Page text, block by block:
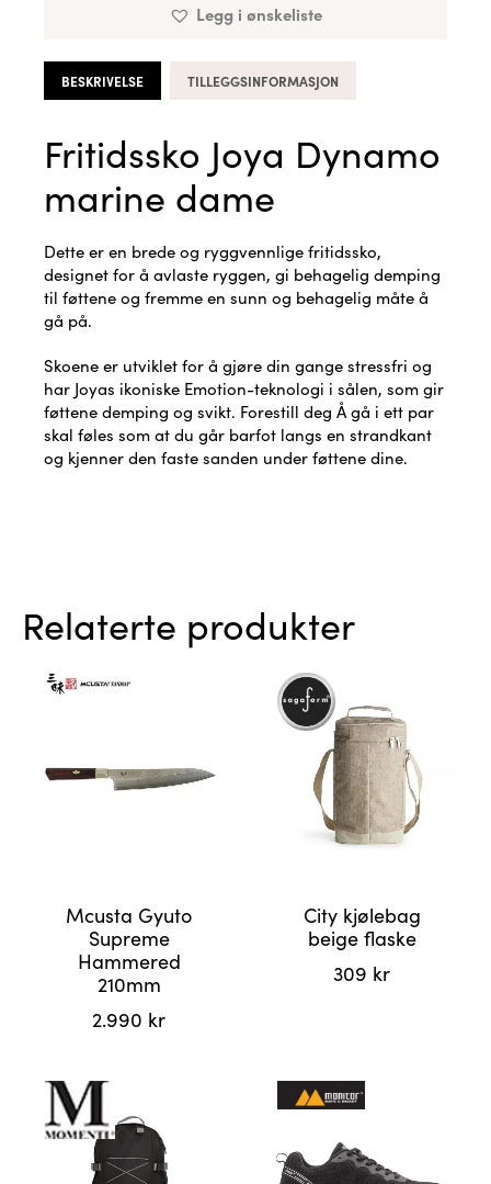
Legg i ønskeliste
BESKRIVELSE TILLEGGSINFORMASJON
Fritidssko Joya Dynamo
marine dame
Dette er en brede og ryggvennlige fritidssko,
designet for å avlaste ryggen, gi behagelig demping
til føttene og fremme en sunn og behagelig måte å
gå på.
Skoene er utviklet for å gjøre din gange stressfri og
har Joyas ikoniske Emotion-teknologi i sålen, som gir
føttene demping og svikt. Forestill deg Å gå i ett par
skal føles som at du går barfot langs en strandkant
og kjenner den faste sanden under føttene dine.
Relaterte produkter
Mcusta Gyuto
Supreme
Hammered
210mm
2.990 kr
City kjølebag
beige flaske
309 kr